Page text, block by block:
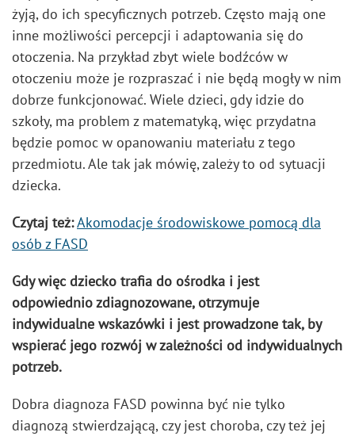
żyją, do ich specyficznych potrzeb. Często mają one
inne możliwości percepcji i adaptowania się do
otoczenia. Na przykład zbyt wiele bodźców w
otoczeniu może je rozpraszać i nie będą mogły w nim
dobrze funkcjonować. Wiele dzieci, gdy idzie do
szkoły, ma problem z matematyką, więc przydatna
będzie pomoc w opanowaniu materiału z tego
przedmiotu. Ale tak jak mówię, zależy to od sytuacji
dziecka.
Czytaj też:Akomodacje środowiskowe pomocą dla
osób z FASD
Gdy więc dziecko trafia do ośrodka i jest
odpowiednio zdiagnozowane, otrzymuje
indywidualne wskazówki i jest prowadzone tak, by
wspierać jego rozwój w zależności od indywidualnych
potrzeb.
Dobra diagnoza FASD powinna być nie tylko
diagnozą stwierdzającą, czy jest choroba, czy też jej